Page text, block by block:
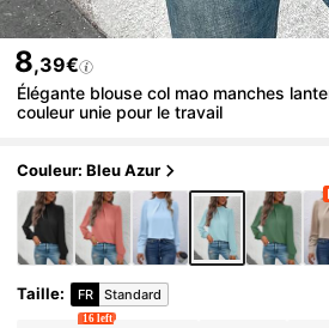
8,39€
Élégante blouse col mao manches
couleur unie pour le travail
Couleur: Bleu Azur
Taille: FR Standard
16 left